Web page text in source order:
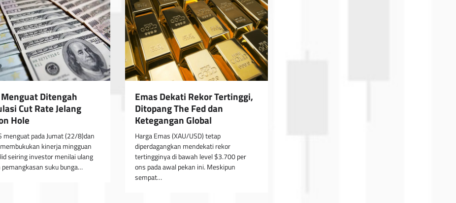
Ditengah
Cut Rate Jelang
Hole
menguat pada Jumat (22/8)dan
kinerja mingguan
seiring investor menilai ulang
suku bunga…
Emas Dekati Rekor Tertinggi,
Ditopang The Fed dan
Ketegangan Global
Harga Emas (XAU/USD) tetap
diperdagangkan mendekati rekor
tertingginya di bawah level $3.700 per
ons pada awal pekan ini. Meskipun
sempat…